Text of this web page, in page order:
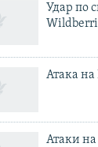
Удар по
Атака на
Атаки на